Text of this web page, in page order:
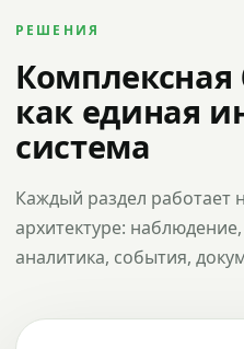
РЕШЕНИЯ
Комплексная
как единая
система
Каждый раздел работает
архитектуре:
аналитика, события,